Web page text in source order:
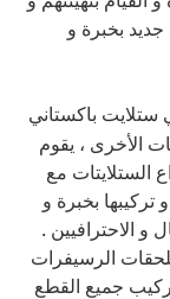
بخبرة و
الأخرى ، يقوم
الستلايتات مع
تركيبها بخبرة و
و الاحترافيين .
الرسيفرات
جميع القطع